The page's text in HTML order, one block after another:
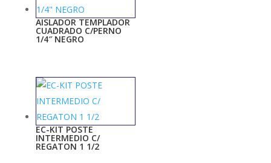
AISLADOR TEMPLADOR
CUADRADO C/PERNO
1/4″ NEGRO
EC-KIT POSTE
INTERMEDIO C/
REGATON 1 1/2